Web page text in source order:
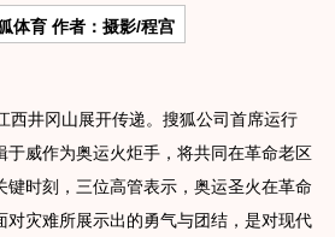
体育 作者：摄影/程宫
井冈山展开传递。搜狐公司首席运行
威作为奥运火炬手，将共同在革命老区
时刻，三位高管表示，奥运圣火在革命
灾难所展示出的勇气与团结，是对现代